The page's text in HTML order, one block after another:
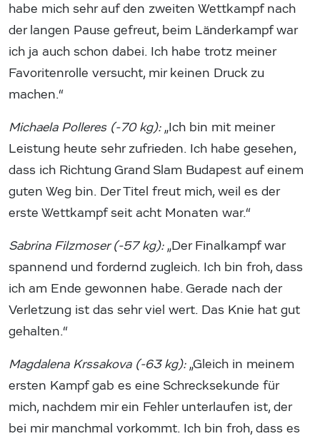
habe mich sehr auf den zweiten Wettkampf nach
der langen Pause gefreut, beim Länderkampf war
ich ja auch schon dabei. Ich habe trotz meiner
Favoritenrolle versucht, mir keinen Druck zu
machen.“
Michaela Polleres (-70 kg):„Ich bin mit meiner
Leistung heute sehr zufrieden. Ich habe gesehen,
dass ich Richtung Grand Slam Budapest auf einem
guten Weg bin. Der Titel freut mich, weil es der
erste Wettkampf seit acht Monaten war.“
Sabrina Filzmoser (-57 kg):„Der Finalkampf war
spannend und fordernd zugleich. Ich bin froh, dass
ich am Ende gewonnen habe. Gerade nach der
Verletzung ist das sehr viel wert. Das Knie hat gut
gehalten.“
Magdalena Krssakova (-63 kg):„Gleich in meinem
ersten Kampf gab es eine Schrecksekunde für
mich, nachdem mir ein Fehler unterlaufen ist, der
bei mir manchmal vorkommt. Ich bin froh, dass es